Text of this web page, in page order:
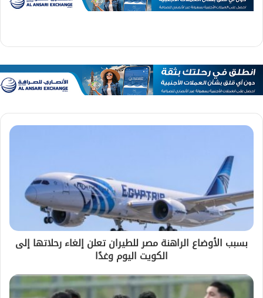
بسبب الأوضاع الراهنة مصر للطيران تعلن إلغاء رحلاتها إلى
الكويت اليوم وغدًا